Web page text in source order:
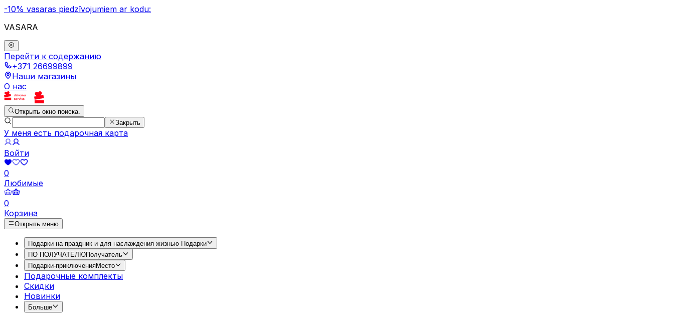
-10% vasaras piedzīvojumiem ar kodu:
VASARA
Перейти к содержанию
+371 26699899
Наши магазины
О нас
Открыть окно поиска.
Закрыть
У меня есть подарочная карта
Войти
0
Любимые
0
Корзина
Открыть меню
Подарки на праздник и для наслаждения жизнью Подарки
ПО ПОЛУЧАТЕЛЮПолучатель
Подарки-приключенияМесто
Подарочные комплекты
Скидки
Новинки
Больше